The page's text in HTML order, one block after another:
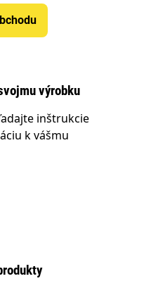
výrobku
inštrukcie
k vášmu